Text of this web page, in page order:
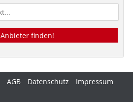
Anbieter finden!
AGB Datenschutz
Impressum